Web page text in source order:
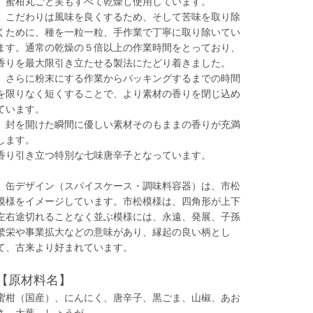
だわりは風味を良くするため、そして苦味を取り除
ために、種を一粒一粒、手作業で丁寧に取り除いてい
す。通常の乾燥の５倍以上の作業時間をとっており、
りを最大限引き立たせる製法にたどり着きました。
らに粉末にする作業からパッキングするまでの時間
限りなく短くすることで、より素材の香りを閉じ込め
います。
を開けた瞬間に優しい素材そのもままの香りが充満
ます。
り引き立つ特別な七味唐辛子となっています。
デザイン（スパイスケース・調味料容器）は、市松
様をイメージしています。市松模様は、四角形が上下
右途切れることなく並ぶ模様には、永遠、発展、子孫
栄や事業拡大などの意味があり、縁起の良い柄とし
、古来より好まれています。
原材料名】
柑（国産）、にんにく、唐辛子、黒ごま、山椒、あお